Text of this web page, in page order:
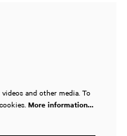
and other media. To
More information…